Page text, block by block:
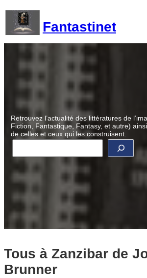
contenu
Fantastinet
Retrouvez l’actualité des littératures de
Fiction, Fantastique, Fantasy, et autre)
de celles et ceux qui les construisent.
R
c
e
r
Tous à Zanzibar de
Brunner